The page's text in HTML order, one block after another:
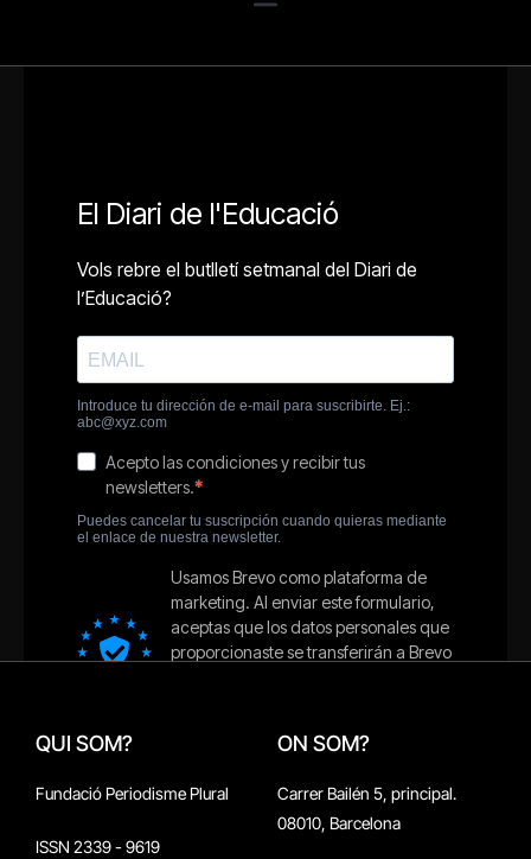
QUI SOM?
Fundació Periodisme Plural
ISSN 2339 - 9619
ON SOM?
Carrer Bailén 5, principal.
08010, Barcelona